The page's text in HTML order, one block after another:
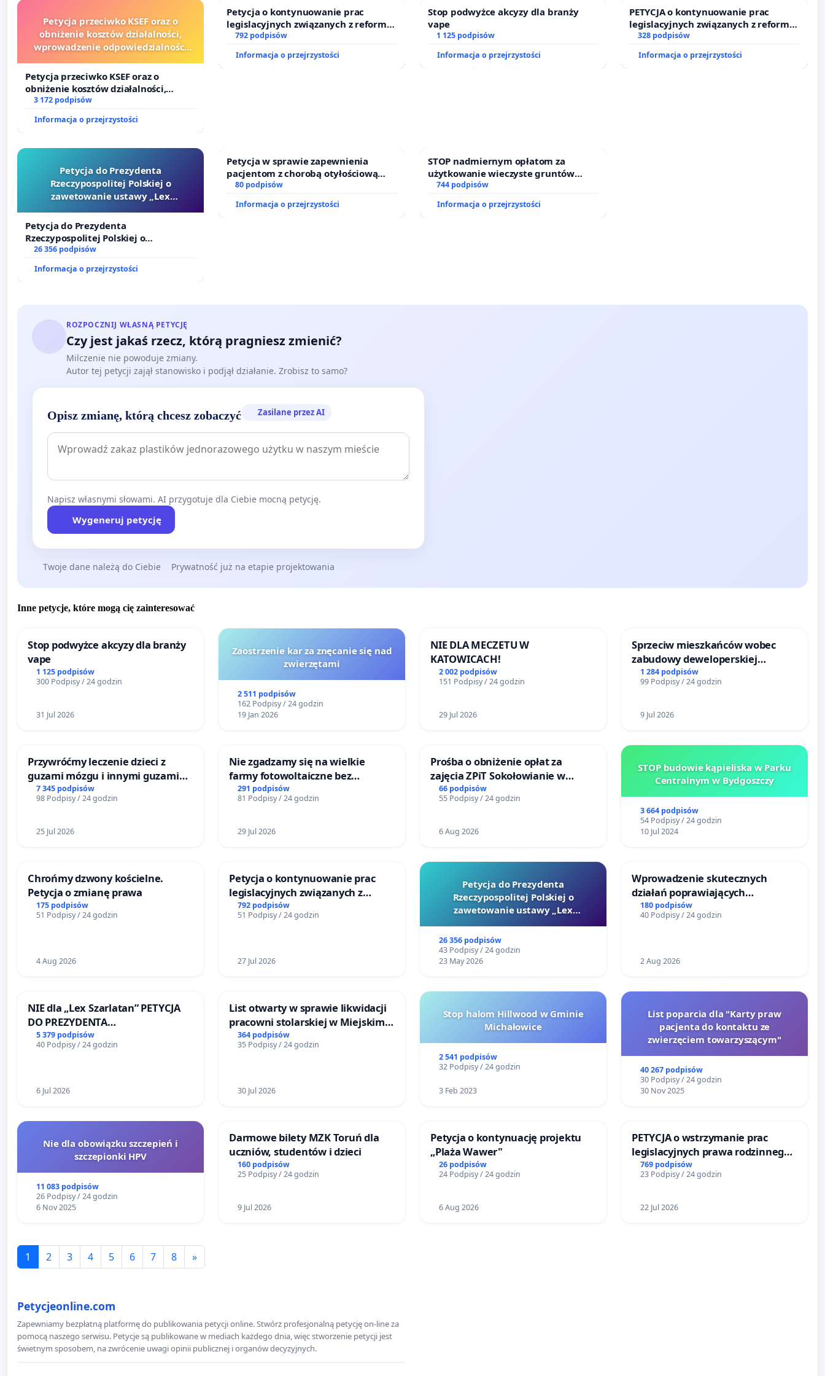
Petycja przeciwko KSEF oraz o
obniżenie kosztów działalności,
wprowadzenie odpowiedzialności
sędziów
Petycja przeciwko KSEF oraz o
obniżenie kosztów działalności,
wprowadzenie odpowiedzialności
sędziów
3 172 podpisów
Informacja o przejrzystości
Petycja o kontynuowanie prac
legislacyjnych związanych z reformą
prawa rodzinnego
792 podpisów
Informacja o przejrzystości
Stop podwyżce akcyzy dla branży
vape
1 125 podpisów
Informacja o przejrzystości
PETYCJA o kontynuowanie prac
legislacyjnych związanych z reformą
prawa rodzinnego
328 podpisów
Informacja o przejrzystości
Petycja do Prezydenta
Rzeczypospolitej Polskiej o
zawetowanie ustawy „Lex
Petycja do Prezydenta
Rzeczypospolitej Polskiej o
zawetowanie ustawy „Lex Szarlatan”
26 356 podpisów
Informacja o przejrzystości
Petycja w sprawie zapewnienia
pacjentom z chorobą otyłościową
dostępu do kompleksowego leczenia
80 podpisów
Informacja o przejrzystości
STOP nadmiernym opłatom za
użytkowanie wieczyste gruntów
zajmowanych przez rodzinne ogrody
744 podpisów
Informacja o przejrzystości
ROZPOCZNIJ WŁASNĄ PETYCJĘ
Czy jest jakaś rzecz, którą pragniesz zmienić?
Milczenie nie powoduje zmiany.
Autor tej petycji zajął stanowisko i podjął działanie. Zrobisz to samo?
Opisz zmianę, którą chcesz zobaczyć Zasilane przez AI
Napisz własnymi słowami. AI przygotuje dla Ciebie mocną petycję.
Wygeneruj petycję
Twoje dane należą do Ciebie Prywatność już na etapie projektowania
Inne petycje, które mogą cię zainteresować
Stop podwyżce akcyzy dla branży
vape
1 125 podpisów
300 Podpisy / 24 godzin
31 Jul 2026
Zaostrzenie kar za znęcanie się nad
zwierzętami
2 511 podpisów
162 Podpisy / 24 godzin
19 Jan 2026
NIE DLA MECZETU W
KATOWICACH!
2 002 podpisów
151 Podpisy / 24 godzin
29 Jul 2026
Sprzeciw mieszkańców wobec
zabudowy deweloperskiej
terenow zielonych w rejonie
Bulwarów Straceńskich w Bielsku-
1 284 podpisów
99 Podpisy / 24 godzin
9 Jul 2026
Przywróćmy leczenie dzieci z
guzami mózgu i innymi guzami
litymi do Górnośląskiego
Centrum Zdrowia Dziecka w
7 345 podpisów
98 Podpisy / 24 godzin
25 Jul 2026
Nie zgadzamy się na wielkie
farmy fotowoltaiczne bez
rzetelnych analiz i akceptacji
mieszkańców
291 podpisów
81 Podpisy / 24 godzin
29 Jul 2026
Prośba o obniżenie opłat za
zajęcia ZPiT Sokołowianie w
Sokołowskim Ośrodku Kultury
66 podpisów
55 Podpisy / 24 godzin
6 Aug 2026
STOP budowie kąpieliska w Parku
Centralnym w Bydgoszczy
3 664 podpisów
54 Podpisy / 24 godzin
10 Jul 2024
Chrońmy dzwony kościelne.
Petycja o zmianę prawa
175 podpisów
51 Podpisy / 24 godzin
4 Aug 2026
Petycja o kontynuowanie prac
legislacyjnych związanych z
reformą prawa rodzinnego
792 podpisów
51 Podpisy / 24 godzin
27 Jul 2026
Petycja do Prezydenta
Rzeczypospolitej Polskiej o
zawetowanie ustawy „Lex
26 356 podpisów
43 Podpisy / 24 godzin
23 May 2026
Wprowadzenie skutecznych
działań poprawiających
bezpieczeństwo na ulicy
Żeromskiego w Otwocku
180 podpisów
40 Podpisy / 24 godzin
2 Aug 2026
NIE dla „Lex Szarlatan” PETYCJA
DO PREZYDENTA
RZECZYPOSPOLITEJ POLSKIEJ
5 379 podpisów
40 Podpisy / 24 godzin
6 Jul 2026
List otwarty w sprawie likwidacji
pracowni stolarskiej w Miejskim
Teatrze Miniatura w Gdańsku
364 podpisów
35 Podpisy / 24 godzin
30 Jul 2026
Stop halom Hillwood w Gminie
Michałowice
2 541 podpisów
32 Podpisy / 24 godzin
3 Feb 2023
List poparcia dla "Karty praw
pacjenta do kontaktu ze
zwierzęciem towarzyszącym"
40 267 podpisów
30 Podpisy / 24 godzin
30 Nov 2025
Nie dla obowiązku szczepień i
szczepionki HPV
11 083 podpisów
26 Podpisy / 24 godzin
6 Nov 2025
Darmowe bilety MZK Toruń dla
uczniów, studentów i dzieci
160 podpisów
25 Podpisy / 24 godzin
9 Jul 2026
Petycja o kontynuację projektu
„Plaża Wawer"
26 podpisów
24 Podpisy / 24 godzin
6 Aug 2026
PETYCJA o wstrzymanie prac
legislacyjnych prawa rodzinnego
narażających ofiary przemocy
769 podpisów
23 Podpisy / 24 godzin
22 Jul 2026
1 2 3 4 5 6 7 8 »
Petycjeonline.com
Zapewniamy bezpłatną platformę do publikowania petycji online. Stwórz profesjonalną petycję on-line za
pomocą naszego serwisu. Petycje są publikowane w mediach każdego dnia, więc stworzenie petycji jest
świetnym sposobem, na zwrócenie uwagi opinii publicznej i organów decyzyjnych.